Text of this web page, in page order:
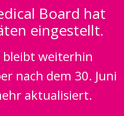
Board hat
eingestellt.
bleibt weiterhin
nach dem 30. Juni
aktualisiert.